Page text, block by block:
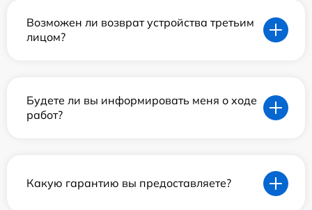
Возможен ли возврат устройства третьим
лицом?
Будете ли вы информировать меня о ходе
работ?
Какую гарантию вы предоставляете?